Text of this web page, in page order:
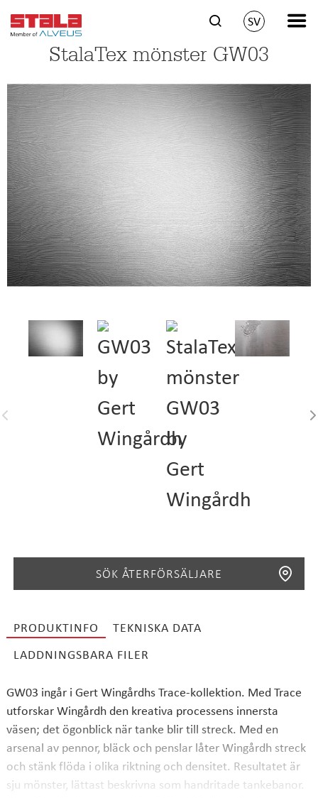
SV
StalaTex mönster GW03
SÖK ÅTERFÖRSÄLJARE
SÖK
PRODUKTINFO
TEKNISKA DATA
LADDNINGSBARA FILER
GW03 ingår i Gert Wingårdhs Trace-kollektion. Med Trace
utforskar Wingårdh den kreativa processens innersta
väsen; det ögonblick när tanke blir till streck. Med en
arsenal av pennor, bläck och penslar låter Wingårdh streck
och stänk flöda i olika riktning och densitet. Resultatet är
sju mönster, lättast beskrivna som handritade tankebanor.